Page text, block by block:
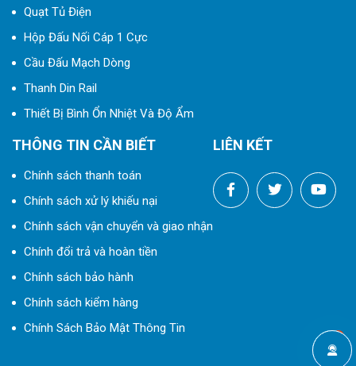
Quạt Tủ Điện
Hộp Đấu Nối Cáp 1 Cực
Cầu Đấu Mạch Dòng
Thanh Din Rail
Thiết Bị Bình Ổn Nhiệt Và Độ Ẩm
THÔNG TIN CẦN BIẾT
Chính sách thanh toán
Chính sách xử lý khiếu nại
Chính sách vận chuyển và giao nhận
Chính đổi trả và hoàn tiền
Chính sách bảo hành
Chính sách kiểm hàng
Chính Sách Bảo Mật Thông Tin
LIÊN KẾT